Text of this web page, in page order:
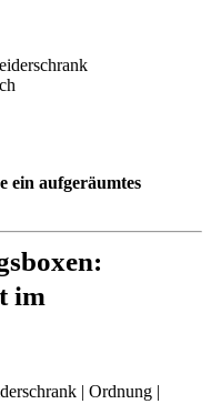
ein aufgeräumtes
im